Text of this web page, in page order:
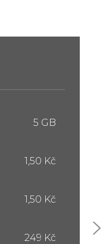
5 GB
1,50 Kč
1,50 Kč
249 Kč